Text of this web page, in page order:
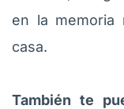
en la memoria
casa.
También te